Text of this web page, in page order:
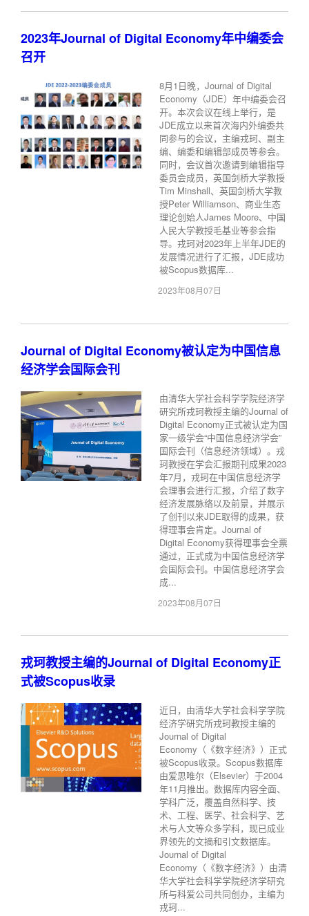
2023年Journal of Digital Economy年中编委会
召开
8月1日晚，Journal of Digital
Economy（JDE）年中编委会召
开。本次会议在线上举行，是
JDE成立以来首次海内外编委共
同参与的会议，主编戎珂、副主
编、编委和编辑部成员等参会。
同时，会议首次邀请到编辑指导
委员会成员，英国剑桥大学教授
Tim Minshall、英国剑桥大学教
授Peter Williamson、商业生态
理论创始人James Moore、中国
人民大学教授毛基业等参会指
导。戎珂对2023年上半年JDE的
发展情况进行了汇报，JDE成功
被Scopus数据库...
2023年08月07日
Journal of Digital Economy被认定为中国信息
经济学会国际会刊
由清华大学社会科学学院经济学
研究所戎珂教授主编的Journal of
Digital Economy正式被认定为国
家一级学会“中国信息经济学会”
国际会刊（信息经济领域）。戎
珂教授在学会汇报期刊成果2023
年7月，戎珂在中国信息经济学
会理事会进行汇报，介绍了数字
经济发展脉络以及前景，并展示
了创刊以来JDE取得的成果，获
得理事会肯定。Journal of
Digital Economy获得理事会全票
通过，正式成为中国信息经济学
会国际会刊。中国信息经济学会
成...
2023年08月07日
戎珂教授主编的Journal of Digital Economy正
式被Scopus收录
近日，由清华大学社会科学学院
经济学研究所戎珂教授主编的
Journal of Digital
Economy（《数字经济》）正式
被Scopus收录。Scopus数据库
由爱思唯尔（Elsevier）于2004
年11月推出。数据库内容全面、
学科广泛，覆盖自然科学、技
术、工程、医学、社会科学、艺
术与人文等众多学科，现已成业
界领先的文摘和引文数据库。
Journal of Digital
Economy（《数字经济》）由清
华大学社会科学学院经济学研究
所与科爱公司共同创办，主编为
戎珂...